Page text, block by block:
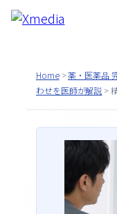
内
Home>薬・医薬品
わせを医師が解説 >